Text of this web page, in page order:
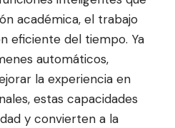
académica, el trabajo
eficiente del tiempo. Ya
automáticos,
la experiencia en
estas capacidades
y convierten a la